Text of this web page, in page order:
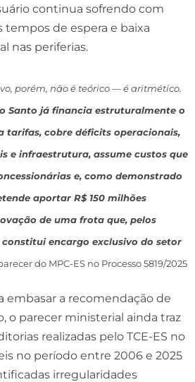
continua sofrendo com
tempos de espera e baixa
nas periferias.
porém, não é teórico — é aritmético.
Santo já financia estruturalmente o
tarifas, cobre déficits operacionais,
e infraestrutura, assume custos que
e, como demonstrado
aportar R$ 150 milhões
de uma frota que, pelos
encargo exclusivo do setor
do MPC-ES no Processo 5819/2025
embasar a recomendação de
o parecer ministerial ainda traz
realizadas pelo TCE-ES no
no período entre 2006 e 2025
irregularidades